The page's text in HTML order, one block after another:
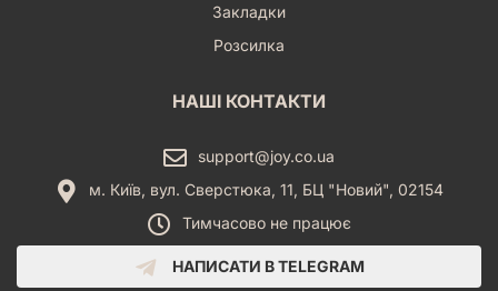
Закладки
Розсилка
НАШІ КОНТАКТИ
support@joy.co.ua
м. Київ, вул. Сверстюка, 11, БЦ "Новий", 02154
Тимчасово не працює
НАПИСАТИ В TELEGRAM